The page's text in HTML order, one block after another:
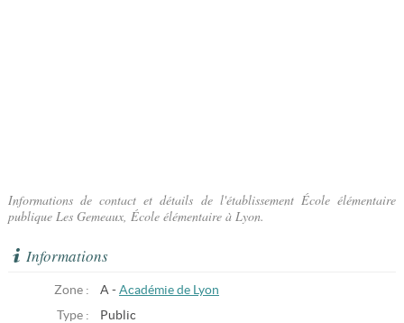
Informations de contact et détails de l'établissement École élémentaire
publique Les Gemeaux, École élémentaire à Lyon.
Informations
Zone : A - Académie de Lyon
Type :
Public